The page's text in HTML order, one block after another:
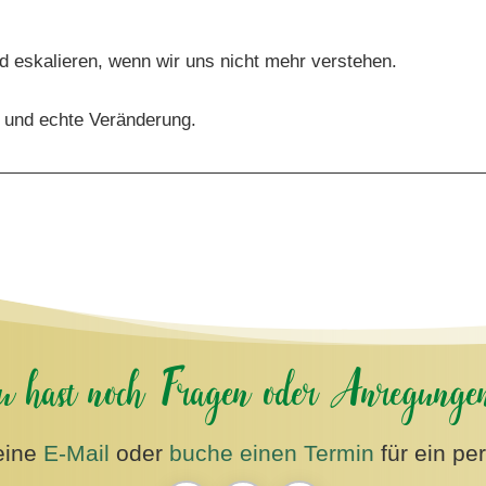
eskalieren, wenn wir uns nicht mehr verstehen.
echte Veränderung.
hier geht es um das Thema Raus aus dem Streit.
habe ich das mal genannt.
hast noch Fragen oder
E-Mail oder buche einen Termin für ein